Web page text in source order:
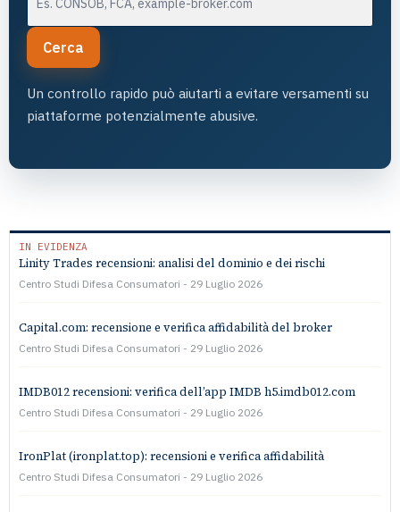
Cerca
Un controllo rapido può aiutarti a evitare versamenti su
piattaforme potenzialmente abusive.
IN EVIDENZA
Linity Trades recensioni: analisi del dominio e dei rischi
Centro Studi Difesa Consumatori 29 Luglio 2026
Capital.com: recensione e verifica affidabilità del broker
Centro Studi Difesa Consumatori 29 Luglio 2026
IMDB012 recensioni: verifica dell’app IMDB h5.imdb012.com
Centro Studi Difesa Consumatori 29 Luglio 2026
IronPlat (ironplat.top): recensioni e verifica affidabilità
Centro Studi Difesa Consumatori 29 Luglio 2026